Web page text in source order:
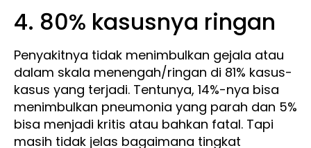
4. 80% kasusnya ringan
Penyakitnya tidak menimbulkan gejala atau
dalam skala menengah/ringan di 81% kasus-
kasus yang terjadi. Tentunya, 14%-nya bisa
menimbulkan pneumonia yang parah dan 5%
bisa menjadi kritis atau bahkan fatal. Tapi
masih tidak jelas bagaimana tingkat